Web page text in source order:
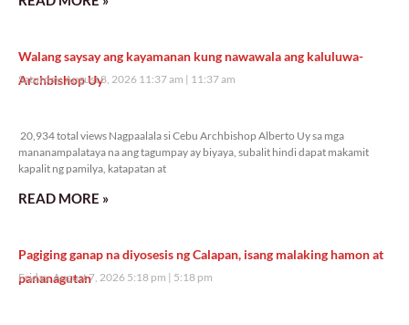
Walang saysay ang kayamanan kung nawawala ang kaluluwa-
Archbishop Uy
Saturday, August 8, 2026 11:37 am 11:37 am
20,934 total views Nagpaalala si Cebu Archbishop Alberto Uy sa mga
mananampalataya na ang tagumpay ay biyaya, subalit hindi dapat makamit
kapalit ng pamilya, katapatan at
READ MORE »
Pagiging ganap na diyosesis ng Calapan, isang malaking hamon at
pananagutan
Friday, August 7, 2026 5:18 pm 5:18 pm